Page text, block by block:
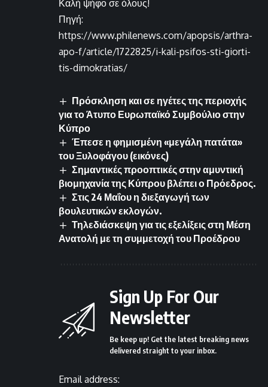
Καλή ψήφο σε όλους!
Πηγή:
https://www.philenews.com/apopsis/arthra-
apo-f/article/1722825/i-kali-psifos-sti-giorti-
tis-dimokratias/
Πρόσκληση και σε ηγέτες της περιοχής
για το Άτυπο Ευρωπαϊκό Συμβούλιο στην
Κύπρο
Έπεσε η φημισμένη «μεγάλη πατάτα»
του Ξυλοφάγου (εικόνες)
Σημαντικές προοπτικές στην αμυντική
βιομηχανία της Κύπρου βλέπει ο Πρόεδρος.
Στις 24 Μαΐου η διεξαγωγή των
βουλευτικών εκλογών.
Τηλεδιάσκεψη για τις εξελίξεις στη Μέση
Ανατολή με τη συμμετοχή του Προέδρου
Sign Up For Our
Newsletter
Be keep up! Get the latest breaking news
delivered straight to your inbox.
Email address: